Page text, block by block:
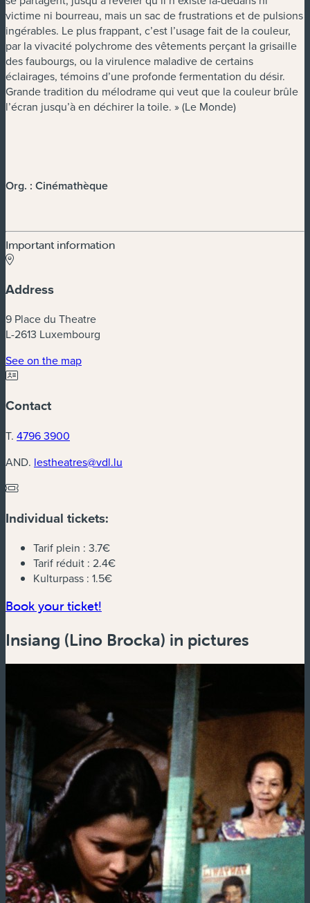
victime ni bourreau, mais un sac de frustrations et de pulsions
ingérables. Le plus frappant, c’est l’usage fait de la couleur,
par la vivacité polychrome des vêtements perçant la grisaille
des faubourgs, ou la virulence maladive de certains
éclairages, témoins d’une profonde fermentation du désir.
Grande tradition du mélodrame qui veut que la couleur brûle
l’écran jusqu’à en déchirer la toile. » (Le Monde)
Org. : Cinémathèque
Important information
Address
9 Place du Theatre
L-2613 Luxembourg
See on the map(new window)
Contact
T. 4796 3900
AND. lestheatres@vdl.lu
Individual tickets:
Tarif plein : 3.7€
Tarif réduit : 2.4€
Kulturpass : 1.5€
Book your ticket!
Insiang (Lino Brocka) in pictures